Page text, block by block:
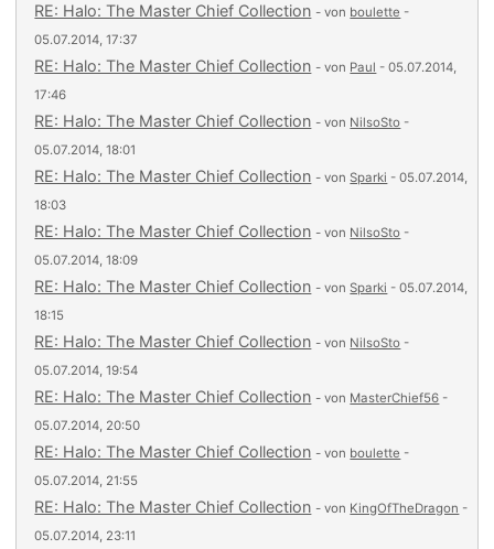
RE: Halo: The Master Chief Collection - von boulette -
05.07.2014, 17:37
RE: Halo: The Master Chief Collection - von Paul - 05.07.2014,
17:46
RE: Halo: The Master Chief Collection - von NilsoSto -
05.07.2014, 18:01
RE: Halo: The Master Chief Collection - vonSparki - 05.07.2014,
18:03
RE: Halo: The Master Chief Collection - von NilsoSto -
05.07.2014, 18:09
RE: Halo: The Master Chief Collection - vonSparki - 05.07.2014,
18:15
RE: Halo: The Master Chief Collection - von NilsoSto -
05.07.2014, 19:54
RE: Halo: The Master Chief Collection - von MasterChief56 -
05.07.2014, 20:50
RE: Halo: The Master Chief Collection - von boulette -
05.07.2014, 21:55
RE: Halo: The Master Chief Collection - von KingOfTheDragon -
05.07.2014, 23:11